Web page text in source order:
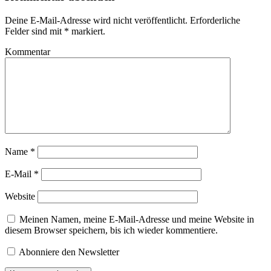
Deine E-Mail-Adresse wird nicht veröffentlicht. Erforderliche
Felder sind mit * markiert.
Kommentar
Name *
E-Mail *
Website
Meinen Namen, meine E-Mail-Adresse und meine Website in
diesem Browser speichern, bis ich wieder kommentiere.
Abonniere den Newsletter